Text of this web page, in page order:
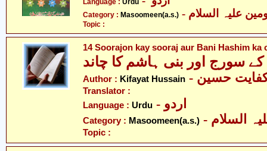
Language : Urdu
Category : Masoomeen(a.s.)
Topic :
14 Soorajon kay sooraj aur Bani Hashim ka
سورج اور بنی ہاشم کا چاند
Author : Kifayat Hussain کفایت حسین
Translator :
Language : Urdu - اردو
Category : Masoomeen(a.s.)
Topic :